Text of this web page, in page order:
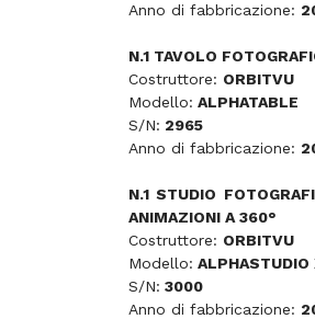
Anno di fabbricazione:
N.1 TAVOLO
Costruttore: ORBITVU
Modello: ALPHATABLE
S/N: 2965
Anno di fabbricazione:
N.1 STUDIO
ANIMAZIONI A 360°
Costruttore: ORBITVU
Modello: ALPHASTUDIO
S/N: 3000
Anno di fabbricazione: